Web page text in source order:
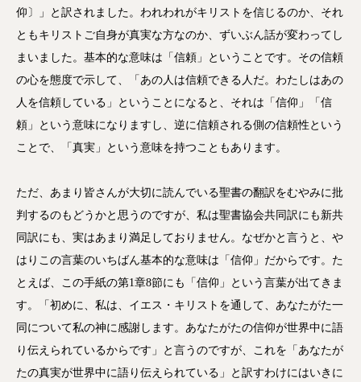
仰〕」と訳されました。われわれがキリストを信じるのか、それ
ともキリストご自身が真実な方なのか、ずいぶん話が変わってし
まいました。基本的な意味は「信頼」ということです。その信頼
の心を態度で示して、「あの人は信頼できる人だ。わたしはあの
人を信頼している」ということになると、それは「信仰」「信
頼」という意味になりますし、逆に信頼される側の信頼性という
ことで、「真実」という意味を持つこともあります。
ただ、あまり皆さんが大切に読んでいる聖書の翻訳をむやみに批
判するのもどうかと思うのですが、私は聖書協会共同訳にも新共
同訳にも、実はあまり満足しておりません。なぜかと言うと、や
はりこの言葉のいちばん基本的な意味は「信仰」だからです。た
とえば、この手紙の第1章8節にも「信仰」という言葉が出てきま
す。「初めに、私は、イエス・キリストを通して、あなたがた一
同について私の神に感謝します。あなたがたの信仰が世界中に語
り伝えられているからです」と言うのですが、これを「あなたが
たの真実が世界中に語り伝えられている」と訳すわけにはいきに